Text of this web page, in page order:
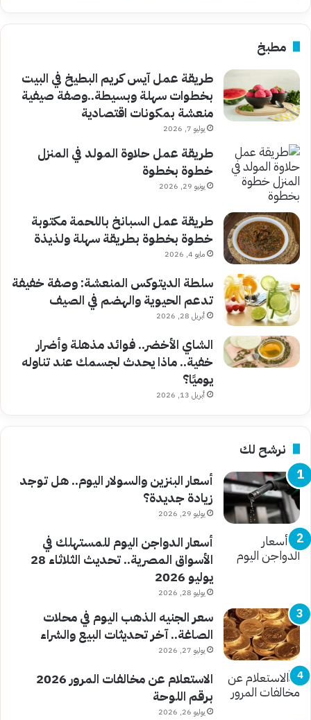
مطبخ
طريقة عمل آيس كريم البطيخ في البيت
بخطوات سهلة وبسيطة..وصفة صيفية
منعشة بمكونات اقتصادية
يوليو 7, 2026
طريقة عمل حلاوة المولد في المنزل
خطوة بخطوة
يونيو 29, 2026
طريقة عمل السبانخ باللحمة مكتوبة
خطوة بخطوة بطريقة سهلة ولذيذة
مايو 4, 2026
سلطة الديتوكس المنعشة: وصفة خفيفة
تدعم الحيوية والهضم في الصيف
أبريل 28, 2026
الشاي الأخضر.. فوائد مذهلة وأضرار
خفية.. ماذا يحدث لجسمك عند تناوله
يوميًا؟
أبريل 13, 2026
نرشح لك
أسعار البنزين والسولار اليوم.. هل توجد
زيادة جديدة؟
يوليو 29, 2026
أسعار الدواجن اليوم للمستهلك في
الأسواق المصرية.. تحديث الثلاثاء 28
يوليو 2026
يوليو 28, 2026
سعر الجنيه الذهب اليوم في محلات
الصاغة.. آخر تحديثات البيع والشراء
يوليو 27, 2026
الاستعلام عن مخالفات المرور 2026
برقم اللوحة
يوليو 26, 2026